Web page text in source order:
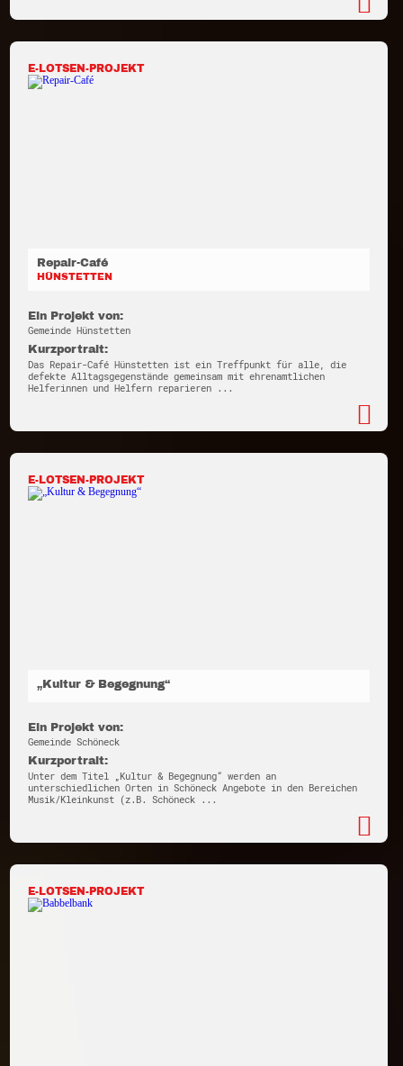
E-LOTSEN-PROJEKT
Repair-Café
HÜNSTETTEN
Ein Projekt von:
Gemeinde Hünstetten
Kurzportrait:
Das Repair-Café Hünstetten ist ein Treffpunkt für alle, die
defekte Alltagsgegenstände gemeinsam mit ehrenamtlichen
Helferinnen und Helfern reparieren ...
E-LOTSEN-PROJEKT
„Kultur & Begegnung“
Ein Projekt von:
Gemeinde Schöneck
Kurzportrait:
Unter dem Titel „Kultur & Begegnung“ werden an
unterschiedlichen Orten in Schöneck Angebote in den Bereichen
Musik/Kleinkunst (z.B. Schöneck ...
E-LOTSEN-PROJEKT